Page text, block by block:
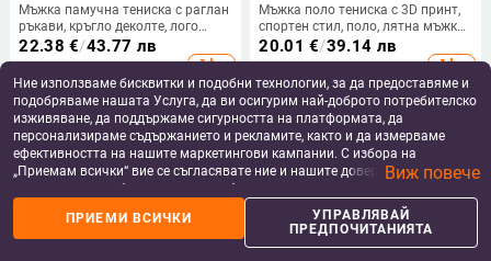
Мъжка памучна тениска с раглан
ръкави, кръгло деколте, лого
печат, плат 180 г/м²
22.38 €/43.77 лв
add_shopping_cart
Мъжка поло тениска с 3D принт,
спортен стил, поло, лятна мъжка
ежедневна, ежедневна, модна
тенденция, къс ръкав
20.01 €/39.14 лв
add_shopping_cart
Ние използваме бисквитки и подобни технологии, за да предоставяме и
подобряваме нашата Услуга, да ви осигурим най-доброто потребителско
изживяване, да поддържаме сигурността на платформата, да
персонализираме съдържанието и рекламите, както и да измерваме
ефективността на нашите маркетингови кампании. С избора на
„Приемам всички“ вие се съгласявате ние и нашите доверени партньори
да съхраняваме бисквитки и подобни технологии на вашето устройство
за рекламни и аналитични цели. Можете по всяко време да управлявате
своите предпочитания, като натиснете „Управлявай предпочитанията“.
За повече информация, моля, вижте нашата
Виж повече
ПРИЕМИ ВСИЧКИ
УПРАВЛЯВАЙ
ПРЕДПОЧИТАНИЯТА